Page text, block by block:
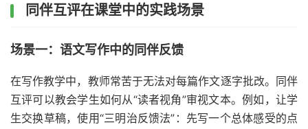
同伴互评在课堂中的实践场景
场景一：语文写作中的同伴反馈
在写作教学中，教师常苦于无法对每篇作文逐字批改。同伴
互评可以教会学生如何从“读者视角”审视文本。例如，让学
生交换草稿，使用“三明治反馈法”：先写一个总体感受的点